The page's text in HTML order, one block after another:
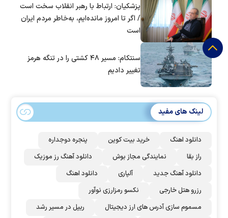
پزشکیان: ارتباط با رهبر انقلاب سخت است
/ اگر تا امروز مانده‌ایم، به‌خاطر مردم ایران
است
سنتکام: مسیر ۴۸ کشتی را در تنگه هرمز
تغییر دادیم
لینک های مفید
دانلود اهنگ خرید بیت کوین
پنجره دوجداره
راز بقا
نمایندگی مجاز بوش
دانلود آهنگ رز‌ موزیک
دانلود آهنگ جدید
آلپاری
دانلود اهنگ
رزرو هتل خارجی
نکسو رمزارزی نوآور
مسموم سازی آدرس های ارز دیجیتال
ریپل در مسیر رشد